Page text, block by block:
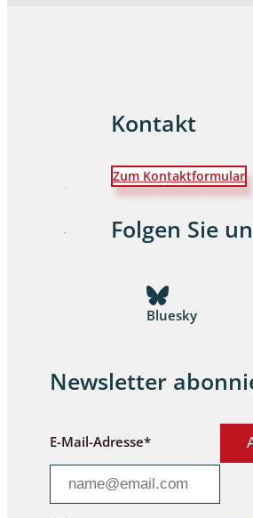
Kontakt
Zum Kontaktformular
Folgen Sie
Bluesky
Newsletter
E-Mail-Adresse*